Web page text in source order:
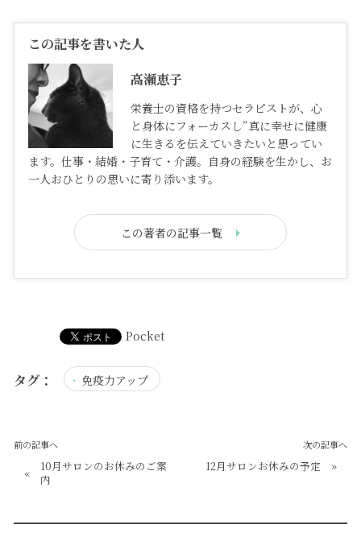
この記事を書いた人
高瀬恵子
栄養士の資格を持つセラピストが、心
と身体にフォーカスし”真に幸せに健康
に生きるを伝えていきたいと思ってい
ます。仕事・結婚・子育て・介護。自身の経験を生かし、お
一人おひとりの思いに寄り添います。
この著者の記事一覧
Pocket
タグ： 免疫力アップ
前の記事へ
«
10月サロンのお休みのご案
内
次の記事へ
12月サロンお休みの予定 »